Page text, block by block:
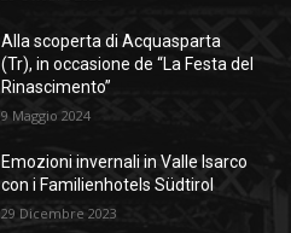
Alla scoperta di Acquasparta
(Tr), in occasione de “La Festa del
Rinascimento”
9 Maggio 2024
Emozioni invernali in Valle Isarco
con i Familienhotels Südtirol
29 Dicembre 2023